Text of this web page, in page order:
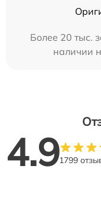
Более 20 тыс.
наличии
4.91799